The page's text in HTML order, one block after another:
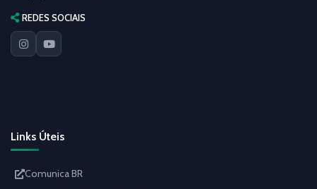
REDES SOCIAIS
Links Úteis
Comunica BR